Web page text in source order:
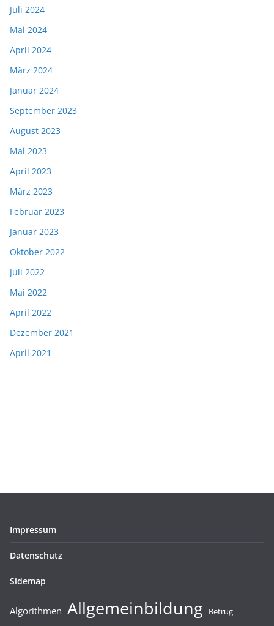
Juli 2024
Mai 2024
April 2024
März 2024
Januar 2024
September 2023
August 2023
Mai 2023
April 2023
März 2023
Februar 2023
Januar 2023
Oktober 2022
Juli 2022
Mai 2022
April 2022
Dezember 2021
April 2021
Impressum
Datenschutz
Sidemap
Algorithmen Allgemeinbildung Betrug